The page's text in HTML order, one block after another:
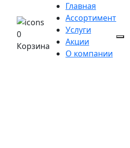
0
Корзина
Главная
Ассортимент
Услуги
Акции
О компании